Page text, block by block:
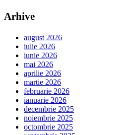
Arhive
august 2026
iulie 2026
iunie 2026
mai 2026
aprilie 2026
martie 2026
februarie 2026
ianuarie 2026
decembrie 2025
noiembrie 2025
octombrie 2025